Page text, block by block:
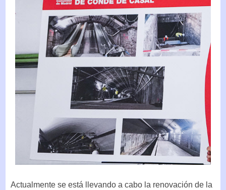
Actualmente se está llevando a cabo la renovación de la